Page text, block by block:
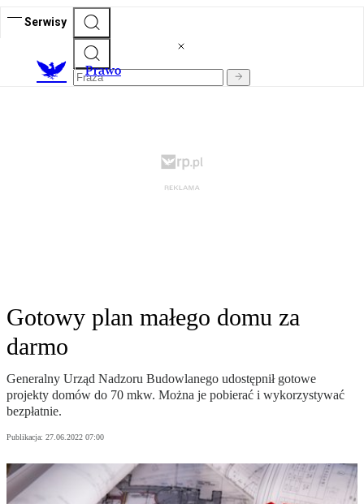
Serwisy
Prawo
Gotowy plan małego domu za
darmo
Generalny Urząd Nadzoru Budowlanego udostępnił gotowe
projekty domów do 70 mkw. Można je pobierać i wykorzystywać
bezpłatnie.
Publikacja: 27.06.2022 07:00